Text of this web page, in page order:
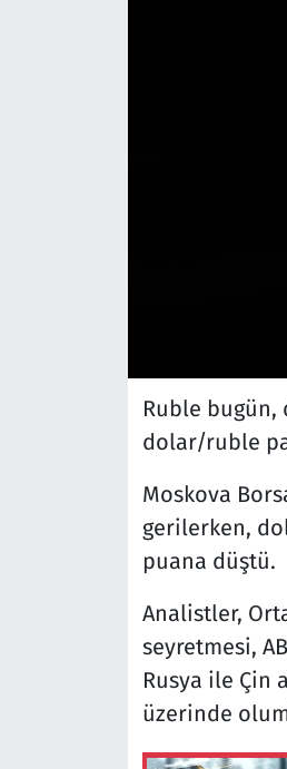
Ruble bugün,
dolar/ruble
Moskova
gerilerken,
puana düştü.
Analistler,
seyretmesi,
Rusya ile Çin
üzerinde